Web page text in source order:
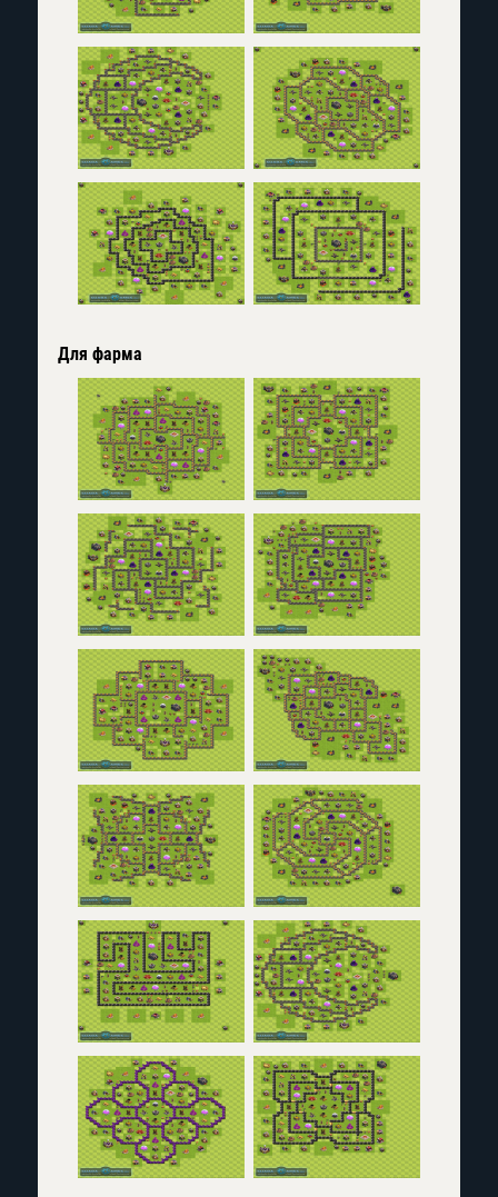
Для фарма